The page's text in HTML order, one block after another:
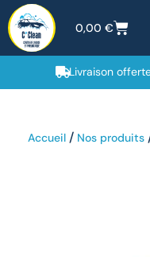
0,00 €
Livraison
Accueil / Nos produits